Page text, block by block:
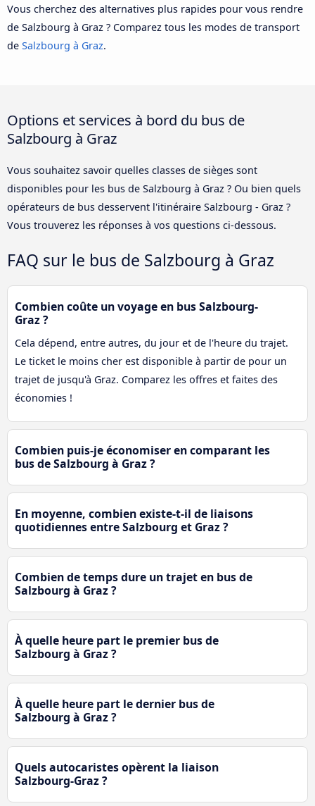
Vous cherchez des alternatives plus rapides pour vous rendre
de Salzbourg à Graz ? Comparez tous les modes de transport
de Salzbourg à Graz.
Options et services à bord du bus de
Salzbourg à Graz
Vous souhaitez savoir quelles classes de sièges sont
disponibles pour les bus de Salzbourg à Graz ? Ou bien quels
opérateurs de bus desservent l'itinéraire Salzbourg - Graz ?
Vous trouverez les réponses à vos questions ci-dessous.
FAQ sur le bus de Salzbourg à Graz
Combien coûte un voyage en bus Salzbourg-
Graz ?
Cela dépend, entre autres, du jour et de l'heure du trajet.
Le ticket le moins cher est disponible à partir de pour un
trajet de jusqu'à Graz. Comparez les offres et faites des
économies !
Combien puis-je économiser en comparant les
bus de Salzbourg à Graz ?
En moyenne, combien existe-t-il de liaisons
quotidiennes entre Salzbourg et Graz ?
Combien de temps dure un trajet en bus de
Salzbourg à Graz ?
À quelle heure part le premier bus de
Salzbourg à Graz ?
À quelle heure part le dernier bus de
Salzbourg à Graz ?
Quels autocaristes opèrent la liaison
Salzbourg-Graz ?